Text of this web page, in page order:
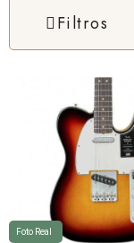
Filtros
Foto Real